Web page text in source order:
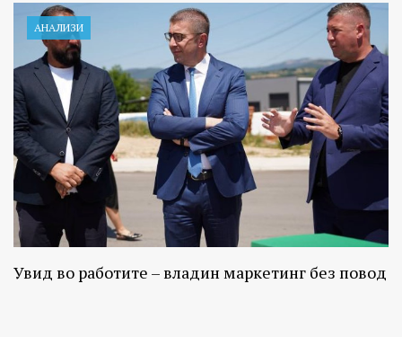
АНАЛИЗИ
Увид во работите – владин маркетинг без повод